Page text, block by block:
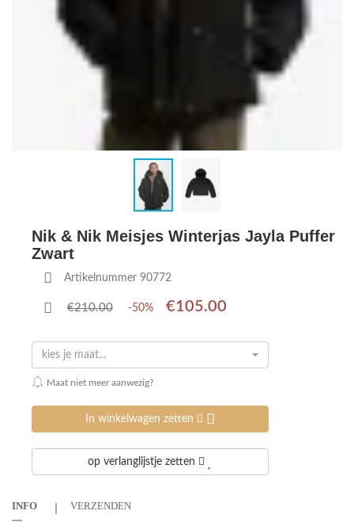
Nik & Nik Meisjes Winterjas Jayla Puffer
Zwart
Artikelnummer 90772
€210.00 -50% €105.00
kies je maat...
Maat niet meer aanwezig?
In winkelwagen zetten
op verlanglijstje zetten
INFO VERZENDEN